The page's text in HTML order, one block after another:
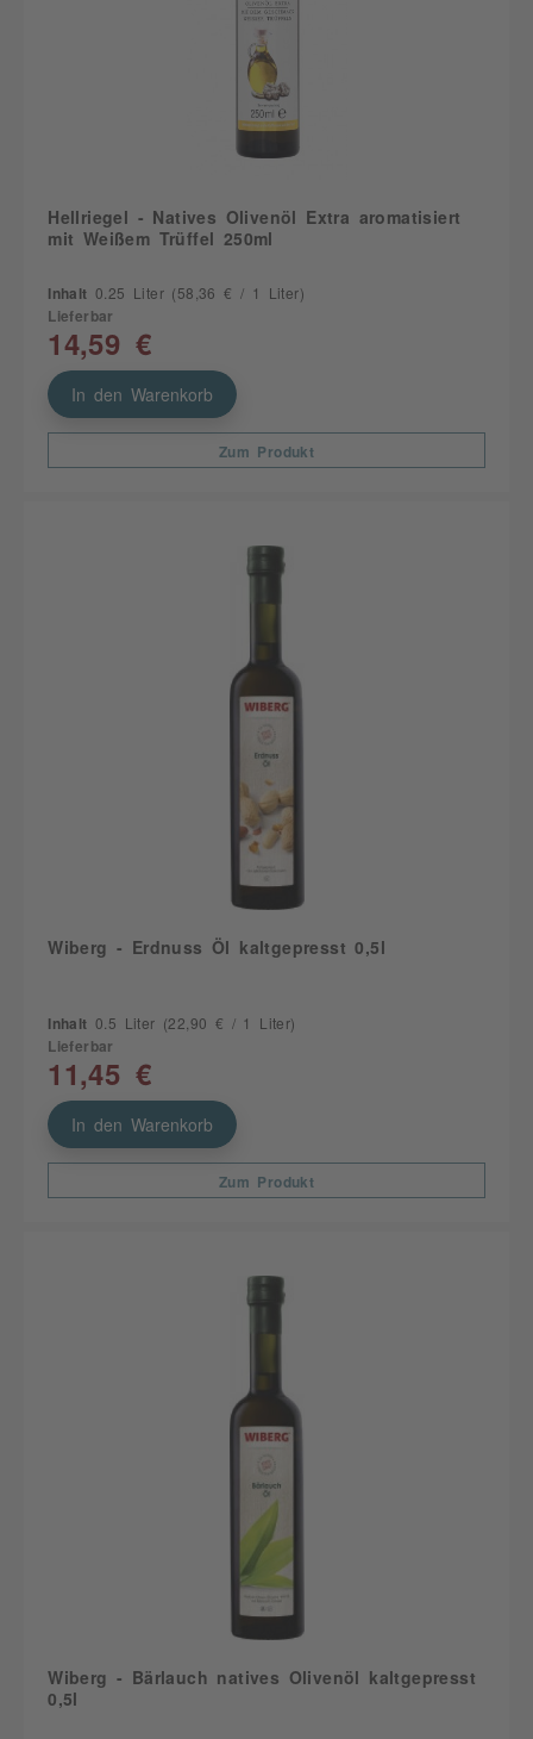
Hellriegel - Natives Olivenöl Extra aromatisiert
mit Weißem Trüffel 250ml
Inhalt 0.25 Liter (58,36 € / 1 Liter)
Lieferbar
14,59 €
In den Warenkorb
Zum Produkt
Wiberg - Erdnuss Öl kaltgepresst 0,5l
Inhalt 0.5 Liter (22,90 € / 1 Liter)
Lieferbar
11,45 €
In den Warenkorb
Zum Produkt
Wiberg - Bärlauch natives Olivenöl kaltgepresst
0,5l